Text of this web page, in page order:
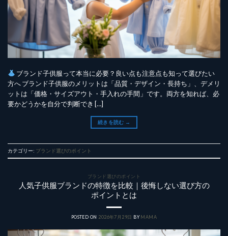
ブランド子供服って本当に必要？良い点も注意点も知って選びたい
方へ ブランド子供服のメリットは「品質・デザイン・長持ち」、デメリ
ットは「価格・サイズアウト・手入れの手間」です。両方を知れば、必
要かどうかを自分で判断でき […]
続きを読む →
カテゴリー: ブランド選びのポイント
ブランド選びのポイント
人気子供服ブランドの特徴を比較｜後悔しない選び方の
ポイントとは
POSTED ON 2026年7月29日 BY MAMA